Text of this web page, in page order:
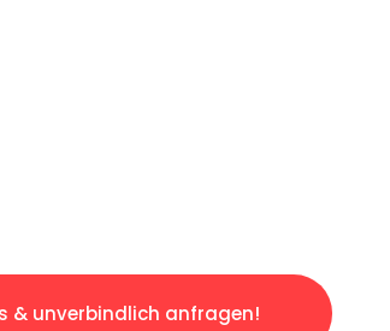
& unverbindlich anfragen!